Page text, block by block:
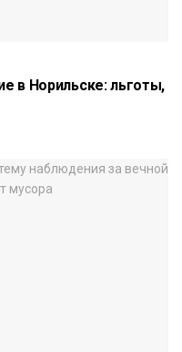
в Норильске: льготы,